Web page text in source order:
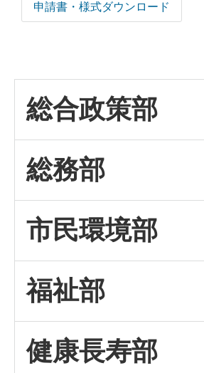
申請書・様式ダウンロード
総合政策部
総務部
市民環境部
福祉部
健康長寿部